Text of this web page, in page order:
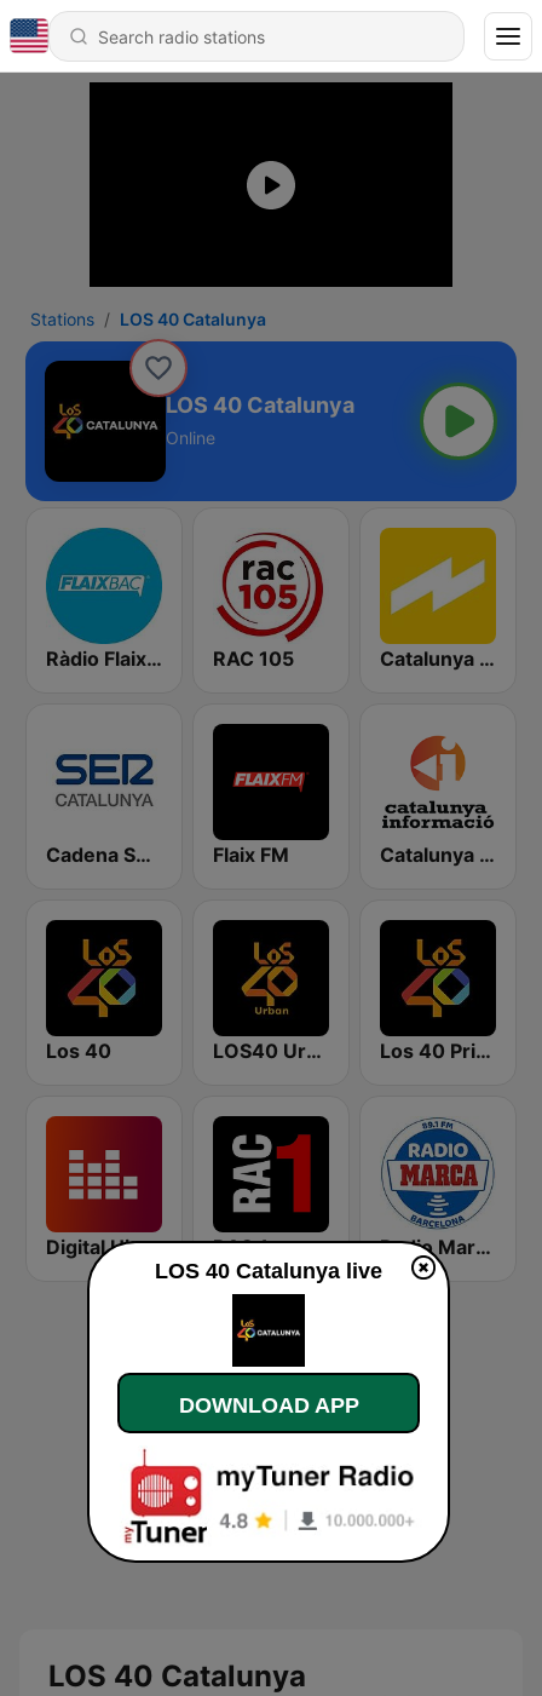
Stations LOS 40 Catalunya
LOS 40 Catalunya
Online
Ràdio Flaixbac RAC 105 Catalunya Ràdio
Cadena SER Catalunya Flaix FM Catalunya Informació
Los 40 LOS40 Urban Los 40 Principales
Digital Hits RAC 1 Radio Marca Barcelona
LOS 40 Catalunya
LOS 40 Catalunya live
DOWNLOAD APP